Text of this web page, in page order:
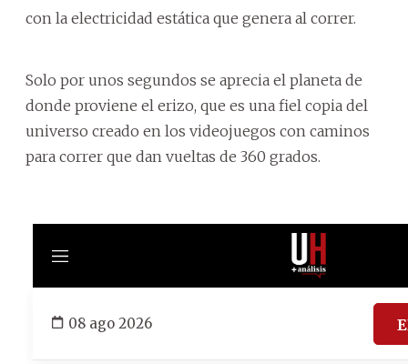
con la electricidad estática que genera al correr.
Solo por unos segundos se aprecia el planeta de
donde proviene el erizo, que es una fiel copia del
universo creado en los videojuegos con caminos
para correr que dan vueltas de 360 grados.